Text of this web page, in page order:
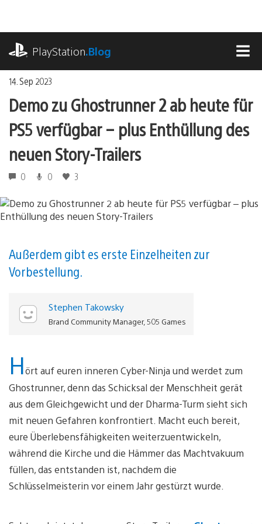
springen
PlayStation.Blog
14. Sep 2023
Demo zu Ghostrunner 2 ab heute für
PS5 verfügbar – plus Enthüllung des
neuen Story-Trailers
0 0 3
Außerdem gibt es erste Einzelheiten zur
Vorbestellung.
Stephen Takowsky
Brand Community Manager, 505 Games
Hört auf euren inneren Cyber-Ninja und werdet zum
Ghostrunner, denn das Schicksal der Menschheit gerät
aus dem Gleichgewicht und der Dharma-Turm sieht sich
mit neuen Gefahren konfrontiert. Macht euch bereit,
eure Überlebensfähigkeiten weiterzuentwickeln,
während die Kirche und die Hämmer das Machtvakuum
füllen, das entstanden ist, nachdem die
Schlüsselmeisterin vor einem Jahr gestürzt wurde.